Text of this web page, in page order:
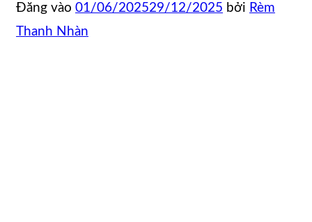
Đăng vào 01/06/202529/12/2025 bởi Rèm
Thanh Nhàn